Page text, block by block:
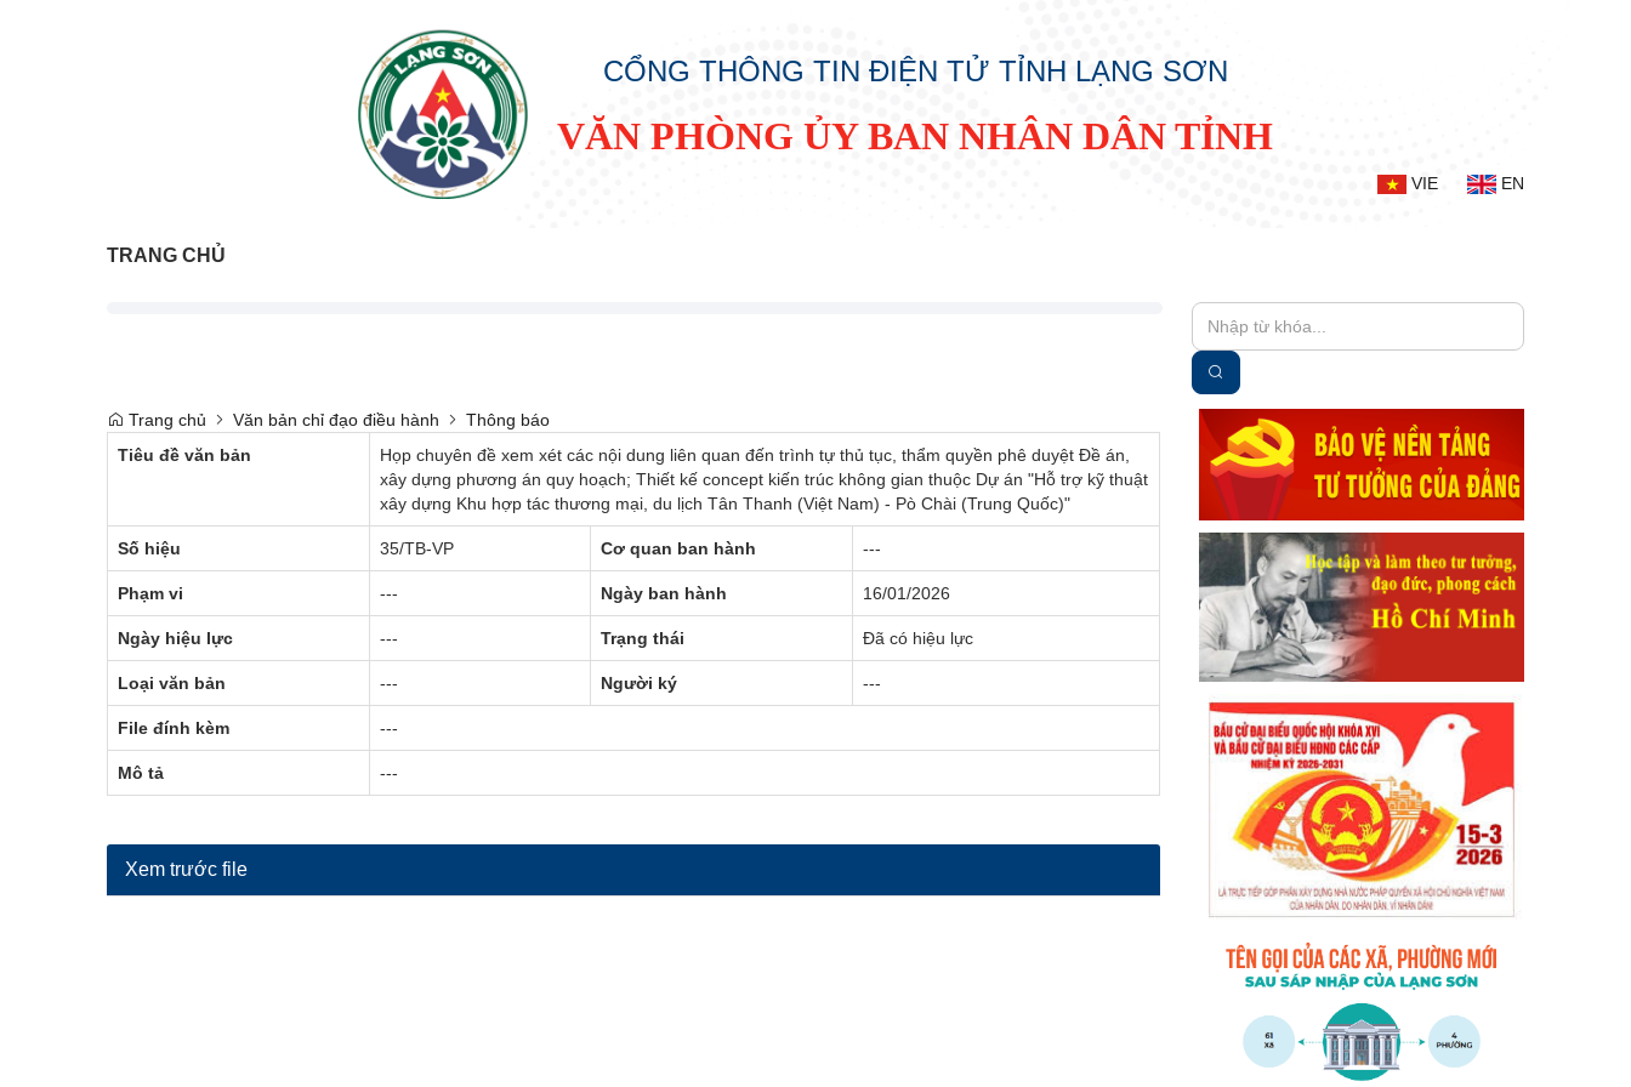
CỔNG THÔNG TIN ĐIỆN TỬ TỈNH LẠNG SƠN
VĂN PHÒNG ỦY BAN NHÂN DÂN TỈNH
VIE EN
TRANG CHỦ
Trang chủ Văn bản chỉ đạo điều hành
Thông báo
Tiêu đề văn bản
Họp chuyên đề xem xét các nội dung liên quan đến trình tự thủ tục, thẩm quyền phê duyệt Đề án,
xây dựng phương án quy hoạch; Thiết kế concept kiến trúc không gian thuộc Dự án "Hỗ trợ kỹ thuật
xây dựng Khu hợp tác thương mại, du lịch Tân Thanh (Việt Nam) - Pò Chài (Trung Quốc)"
Số hiệu 35/TB-VP Cơ quan ban hành ---
Phạm vi --- Ngày ban hành 16/01/2026
Ngày hiệu lực --- Trạng thái Đã có hiệu lực
Loại văn bản --- Người ký ---
File đính kèm ---
Mô tả ---
Xem trước file